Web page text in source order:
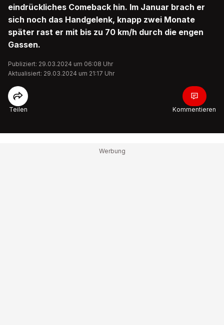
eindrückliches Comeback hin. Im Januar brach er
sich noch das Handgelenk, knapp zwei Monate
später rast er mit bis zu 70 km/h durch die engen
Gassen.
Publiziert: 29.03.2024 um 06:08 Uhr
Aktualisiert: 29.03.2024 um 21:17 Uhr
Teilen Kommentieren